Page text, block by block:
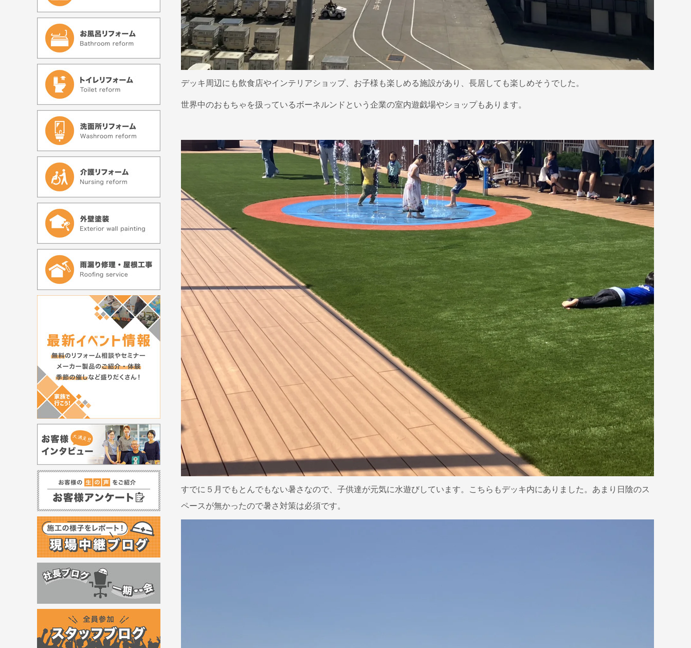
デッキ周辺にも飲食店やインテリアショップ、お子様も楽しめる施設があり、長居しても楽しめそうでした。
世界中のおもちゃを扱っているボーネルンドという企業の室内遊戯場やショップもあります。
すでに５月でもとんでもない暑さなので、子供達が元気に水遊びしています。こちらもデッキ内にありました。あまり日陰のス
ペースが無かったので暑さ対策は必須です。